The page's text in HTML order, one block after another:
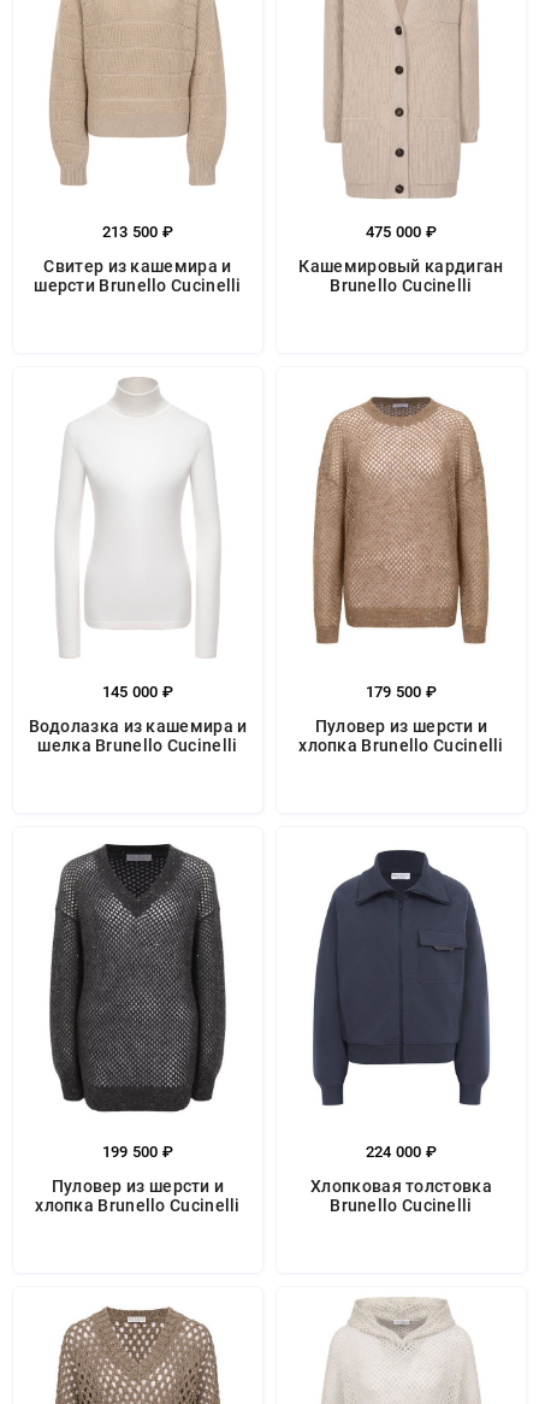
213 500 ₽
Свитер из кашемира и
шерсти Brunello Cucinelli
475 000 ₽
Кашемировый кардиган
Brunello Cucinelli
145 000 ₽
Водолазка из кашемира и
шелка Brunello Cucinelli
179 500 ₽
Пуловер из шерсти и
хлопка Brunello Cucinelli
199 500 ₽
Пуловер из шерсти и
хлопка Brunello Cucinelli
224 000 ₽
Хлопковая толстовка
Brunello Cucinelli